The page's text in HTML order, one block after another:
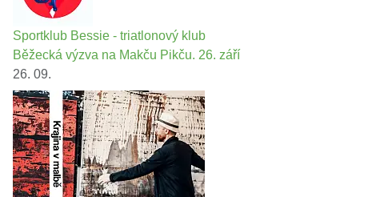
Sportklub Bessie - triatlonový klub
Běžecká výzva na Makču Pikču. 26. září
26. 09.